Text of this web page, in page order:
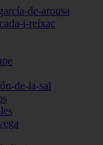
de-arousa
i-reixac
de-la-sal